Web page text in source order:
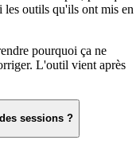
les outils qu'ils ont mis en
pourquoi ça ne
L'outil vient après
sessions ?